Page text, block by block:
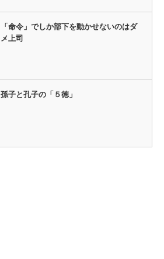
「命令」でしか部下を動かせないのはダ
メ上司
孫子と孔子の「５徳」